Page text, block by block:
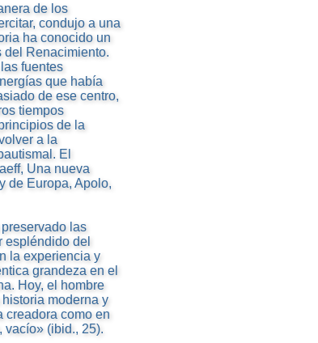
de los
condujo a una
ha conocido un
del Renacimiento.
fuentes
que había
de ese centro,
tiempos
de la
a la
El
Una nueva
de Europa, Apolo,
las
espléndido del
la experiencia y
grandeza en el
Hoy, el hombre
moderna y
creadora como en
vacío» (ibid., 25).